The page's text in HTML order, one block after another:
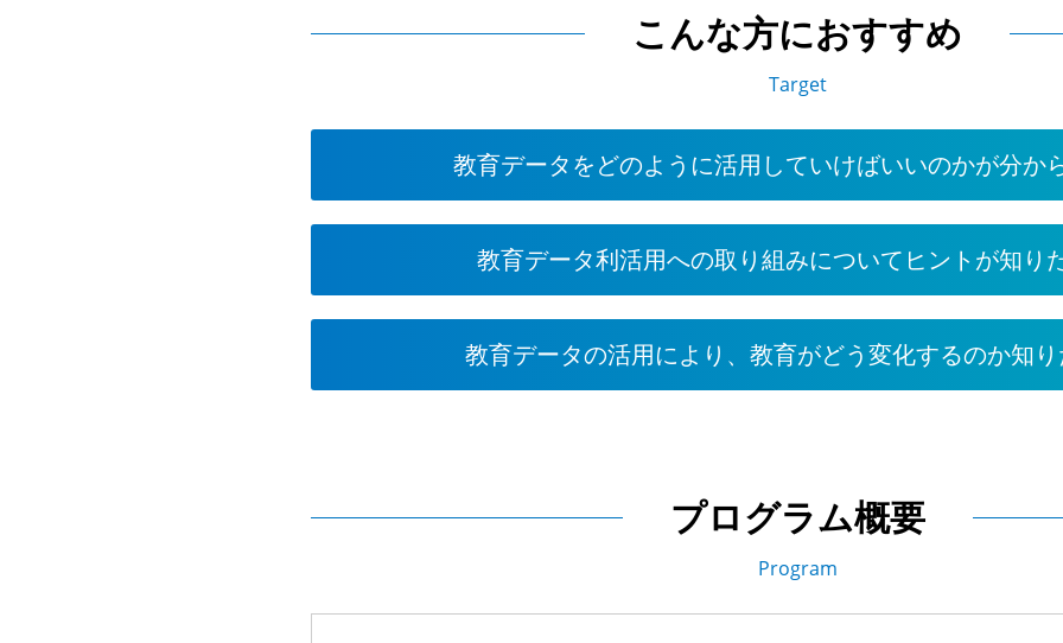
こんな方におすすめ
Target
教育データをどのように活用していけばいいのかが分か
教育データ利活用への取り組みについてヒントが知り
教育データの活用により、教育がどう変化するのか知
プログラム概要
Program